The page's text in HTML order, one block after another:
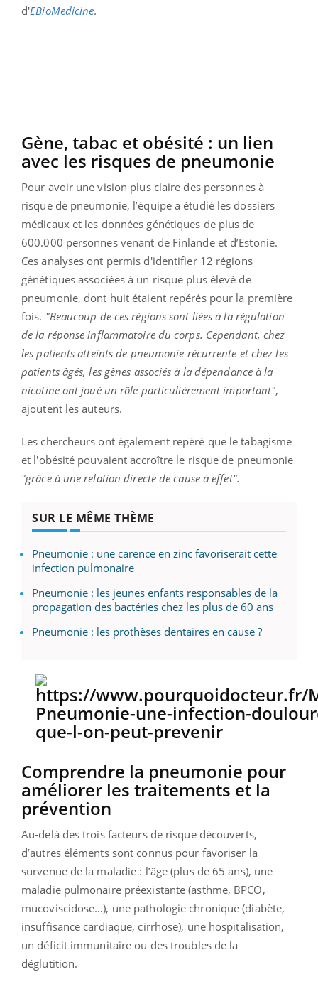
d'EBioMedicine.
Gène, tabac et obésité : un lien
avec les risques de pneumonie
Pour avoir une vision plus claire des personnes à
risque de pneumonie, l’équipe a étudié les dossiers
médicaux et les données génétiques de plus de
600.000 personnes venant de Finlande et d’Estonie.
Ces analyses ont permis d'identifier 12 régions
génétiques associées à un risque plus élevé de
pneumonie, dont huit étaient repérés pour la première
fois. "Beaucoup de ces régions sont liées à la régulation
de la réponse inflammatoire du corps. Cependant, chez
les patients atteints de pneumonie récurrente et chez les
patients âgés, les gènes associés à la dépendance à la
nicotine ont joué un rôle particulièrement important",
ajoutent les auteurs.
Les chercheurs ont également repéré que le tabagisme
et l'obésité pouvaient accroître le risque de pneumonie
"grâce à une relation directe de cause à effet".
SUR LE MÊME THÈME
Pneumonie : une carence en zinc favoriserait cette
infection pulmonaire
Pneumonie : les jeunes enfants responsables de la
propagation des bactéries chez les plus de 60 ans
Pneumonie : les prothèses dentaires en cause ?
Comprendre la pneumonie pour
améliorer les traitements et la
prévention
Au-delà des trois facteurs de risque découverts,
d’autres éléments sont connus pour favoriser la
survenue de la maladie : l’âge (plus de 65 ans), une
maladie pulmonaire préexistante (asthme, BPCO,
mucoviscidose…), une pathologie chronique (diabète,
insuffisance cardiaque, cirrhose), une hospitalisation,
un déficit immunitaire ou des troubles de la
déglutition.